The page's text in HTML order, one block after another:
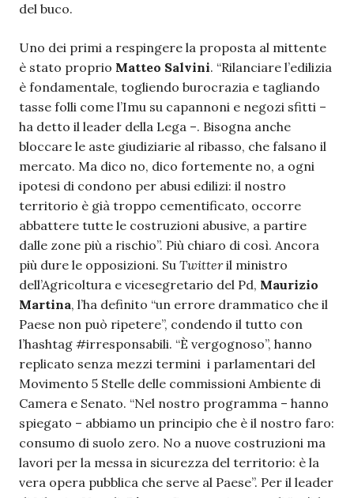
del buco.
Uno dei primi a respingere la proposta al mittente
è stato proprio Matteo Salvini. “Rilanciare l’edilizia
è fondamentale, togliendo burocrazia e tagliando
tasse folli come l’Imu su capannoni e negozi sfitti –
ha detto il leader della Lega –. Bisogna anche
bloccare le aste giudiziarie al ribasso, che falsano il
mercato. Ma dico no, dico fortemente no, a ogni
ipotesi di condono per abusi edilizi: il nostro
territorio è già troppo cementificato, occorre
abbattere tutte le costruzioni abusive, a partire
dalle zone più a rischio”. Più chiaro di così. Ancora
più dure le opposizioni. Su Twitteril ministro
dell’Agricoltura e vicesegretario del Pd, Maurizio
Martina, l’ha definito “un errore drammatico che il
Paese non può ripetere”, condendo il tutto con
l’hashtag #irresponsabili. “È vergognoso”, hanno
replicato senza mezzi termini i parlamentari del
Movimento 5 Stelle delle commissioni Ambiente di
Camera e Senato. “Nel nostro programma – hanno
spiegato – abbiamo un principio che è il nostro faro:
consumo di suolo zero. No a nuove costruzioni ma
lavori per la messa in sicurezza del territorio: è la
vera opera pubblica che serve al Paese”. Per il leader